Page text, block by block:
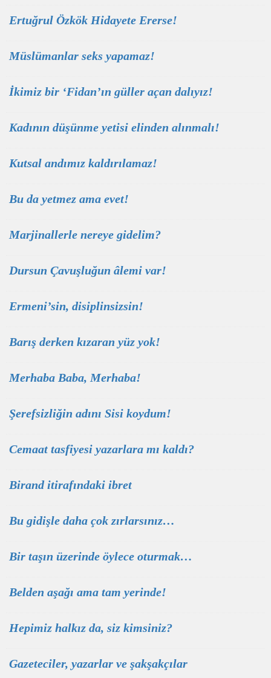
Ertuğrul Özkök Hidayete Ererse!
Müslümanlar seks yapamaz!
İkimiz bir ‘Fidan’ın güller açan dalıyız!
Kadının düşünme yetisi elinden alınmalı!
Kutsal andımız kaldırılamaz!
Bu da yetmez ama evet!
Marjinallerle nereye gidelim?
Dursun Çavuşluğun âlemi var!
Ermeni’sin, disiplinsizsin!
Barış derken kızaran yüz yok!
Merhaba Baba, Merhaba!
Şerefsizliğin adını Sisi koydum!
Cemaat tasfiyesi yazarlara mı kaldı?
Birand itirafındaki ibret
Bu gidişle daha çok zırlarsınız…
Bir taşın üzerinde öylece oturmak…
Belden aşağı ama tam yerinde!
Hepimiz halkız da, siz kimsiniz?
Gazeteciler, yazarlar ve şakşakçılar